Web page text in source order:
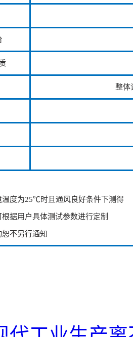
整体
温度为25℃时且通风良好条件下测得
据用户具体测试参数进行定制
不另行通知